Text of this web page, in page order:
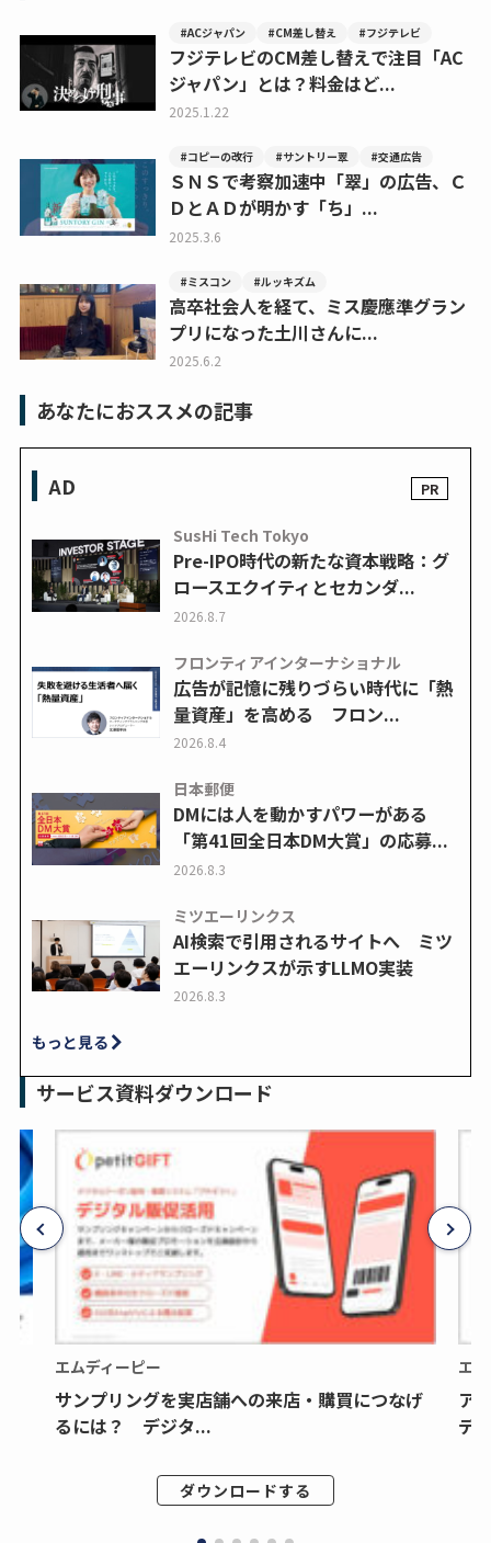
#ACジャパン #CM差し替え #フジテレビ
フジテレビのCM差し替えで注目「AC
ジャパン」とは？料金はど...
2025.1.22
#コピーの改行 #サントリー翠 #交通広告
ＳＮＳで考察加速中「翠」の広告、Ｃ
ＤとＡＤが明かす「ち」...
2025.3.6
#ミスコン #ルッキズム
高卒社会人を経て、ミス慶應準グラン
プリになった土川さんに...
2025.6.2
あなたにおススメの記事
AD
SusHi Tech Tokyo
Pre-IPO時代の新たな資本戦略：グ
ロースエクイティとセカンダ...
2026.8.7
フロンティアインターナショナル
広告が記憶に残りづらい時代に「熱
量資産」を高める フロン...
2026.8.4
日本郵便
DMには人を動かすパワーがある
「第41回全日本DM大賞」の応募...
2026.8.3
ミツエーリンクス
AI検索で引用されるサイトへ ミツ
エーリンクスが示すLLMO実装
2026.8.3
もっと見る
サービス資料ダウンロード
エムディーピー
サンプリングを実店舗への来店・購買につなげ
るには？ デジタ...
ダウンロードする
エ
ア
デ